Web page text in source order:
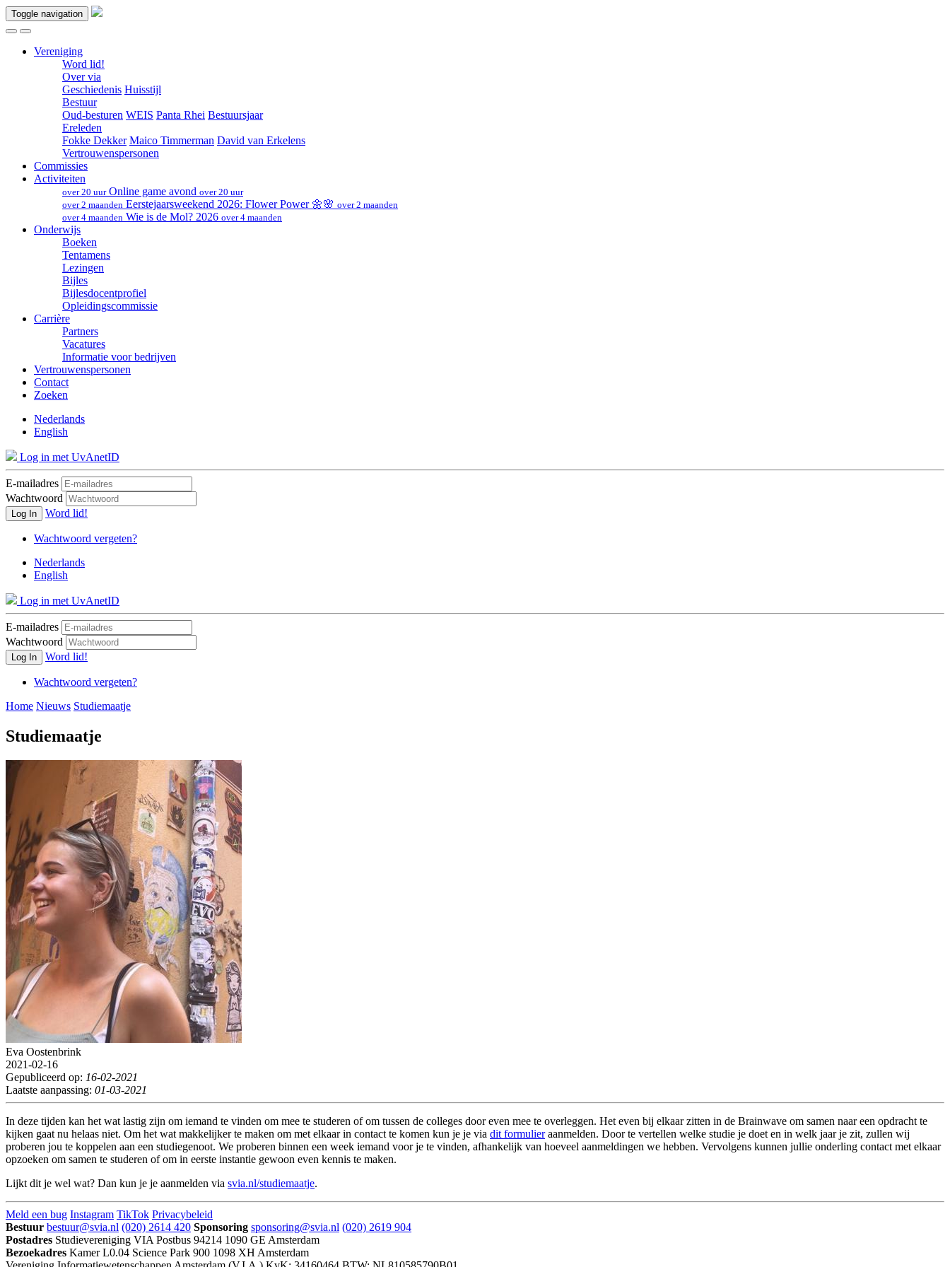
Toggle navigation
Vereniging
Word lid!
Over via
Geschiedenis Huisstijl
Bestuur
Oud-besturen WEIS Panta Rhei Bestuursjaar
Ereleden
Fokke Dekker Maico Timmerman David van Erkelens
Vertrouwenspersonen
Commissies
Activiteiten
over 20 uurOnline game avond over 20 uur
over 2 maanden Eerstejaarsweekend 2026: Flower Power 🌼🌸 over 2 maanden
over 4 maanden Wie is de Mol? 2026 over 4 maanden
Onderwijs
Boeken
Tentamens
Lezingen
Bijles
Bijlesdocentprofiel
Opleidingscommissie
Carrière
Partners
Vacatures
Informatie voor bedrijven
Vertrouwenspersonen
Contact
Zoeken
Nederlands
English
Log in met UvAnetID
E-mailadres
Wachtwoord
Log In Word lid!
Wachtwoord vergeten?
Nederlands
English
Log in met UvAnetID
E-mailadres
Wachtwoord
Log In Word lid!
Wachtwoord vergeten?
Home Nieuws Studiemaatje
Studiemaatje
Eva Oostenbrink
2021-02-16
Gepubliceerd op: 16-02-2021
Laatste aanpassing: 01-03-2021
In deze tijden kan het wat lastig zijn om iemand te vinden om mee te studeren of om tussen de colleges door even mee te overleggen. Het even bij elkaar zitten in de Brainwave om samen naar een opdracht te
kijken gaat nu helaas niet. Om het wat makkelijker te maken om met elkaar in contact te komen kun je je via dit formulieraanmelden. Door te vertellen welke studie je doet en in welk jaar je zit, zullen wij
proberen jou te koppelen aan een studiegenoot. We proberen binnen een week iemand voor je te vinden, afhankelijk van hoeveel aanmeldingen we hebben. Vervolgens kunnen jullie onderling contact met elkaar
opzoeken om samen te studeren of om in eerste instantie gewoon even kennis te maken.
Lijkt dit je wel wat? Dan kun je je aanmelden via svia.nl/studiemaatje.
Meld een bug Instagram TikTok Privacybeleid
Bestuur bestuur@svia.nl (020) 2614 420 Sponsoring sponsoring@svia.nl (020) 2619 904
Postadres Studievereniging VIA Postbus 94214 1090 GE Amsterdam
Bezoekadres Kamer L0.04 Science Park 900 1098 XH Amsterdam